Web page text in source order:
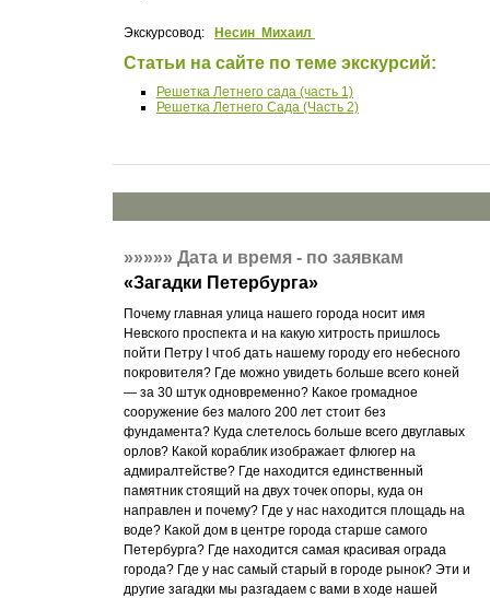
Экскурсовод: Несин Михаил
Статьи на сайте по теме экскурсий:
Решетка Летнего сада (часть 1)
Решетка Летнего Сада (Часть 2)
»»»»»Дата и время - по заявкам
«Загадки Петербурга»
Почему главная улица нашего города носит имя
Невского проспекта и на какую хитрость пришлось
пойти Петру I чтоб дать нашему городу его небесного
покровителя? Где можно увидеть больше всего коней
— за 30 штук одновременно? Какое громадное
сооружение без малого 200 лет стоит без
фундамента? Куда слетелось больше всего двуглавых
орлов? Какой кораблик изображает флюгер на
адмиралтействе? Где находится единственный
памятник стоящий на двух точек опоры, куда он
направлен и почему? Где у нас находится площадь на
воде? Какой дом в центре города старше самого
Петербурга? Где находится самая красивая ограда
города? Где у нас самый старый в городе рынок? Эти и
другие загадки мы разгадаем с вами в ходе нашей